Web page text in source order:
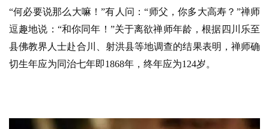
“何必要说那么大嘛！”有人问：“师父，你多大高寿？”禅师
逗趣地说：“和你同年！”关于离欲禅师年龄，根据四川乐至
县佛教界人士赴合川、射洪县等地调查的结果表明，禅师确
切生年应为同治七年即1868年，终年应为124岁。